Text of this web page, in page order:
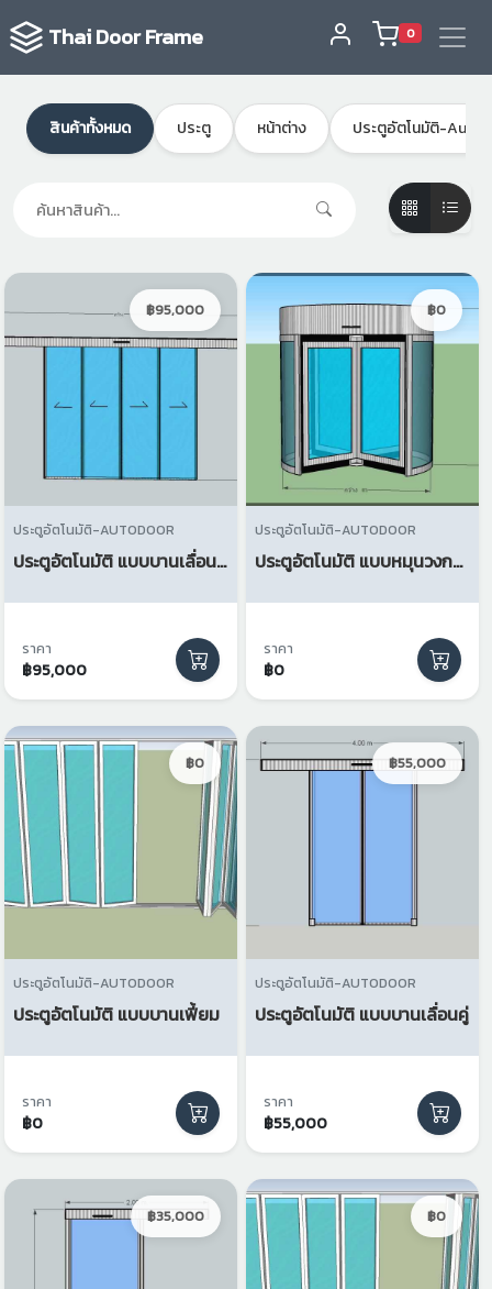
Thai Door Frame 0
สินค้าทั้งหมด ประตู หน้าต่าง ประตูอัตโนมัติ-
฿95,000
ประตูอัตโนมัติ-AUTODOOR
ประตูอัตโนมัติ แบบบานเลื่อนซ้อน
ราคา
฿95,000
฿0
ประตูอัตโนมัติ-AUTODOOR
ประตูอัตโนมัติ แบบหมุนวงกลม
ราคา
฿0
฿0
ประตูอัตโนมัติ-AUTODOOR
ประตูอัตโนมัติ แบบบานเฟี้ยม
ราคา
฿0
฿55,000
ประตูอัตโนมัติ-AUTODOOR
ประตูอัตโนมัติ แบบบานเลื่อนคู่
ราคา
฿55,000
฿35,000 ฿0